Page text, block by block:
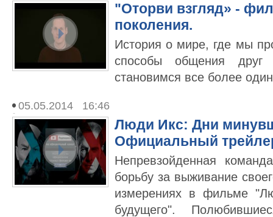
"Оторви взгляд» -
поколения.
История о мире, где мы
способы общения
становимся все более
05.05.2014 16:46
Люди Икс: Дни
Официальный
Непревзойденная
борьбу за выживание
измерениях в фильме
будущего".